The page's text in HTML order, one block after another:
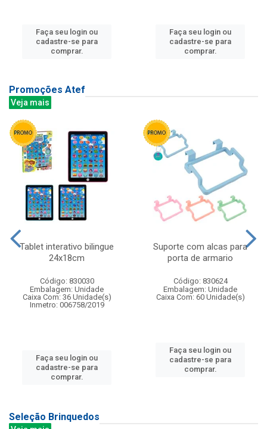
Faça seu login ou
cadastre-se para
comprar.
Faça seu login ou
cadastre-se para
comprar.
Promoções Atef
Veja mais
Tablet interativo bilingue
24x18cm
Código: 830030
Embalagem: Unidade
Caixa Com: 36 Unidade(s)
Inmetro: 006758/2019
Faça seu login ou
cadastre-se para
comprar.
Suporte com alcas para
porta de armario
Código: 830624
Embalagem: Unidade
Caixa Com: 60 Unidade(s)
Faça seu login ou
cadastre-se para
comprar.
Seleção Brinquedos